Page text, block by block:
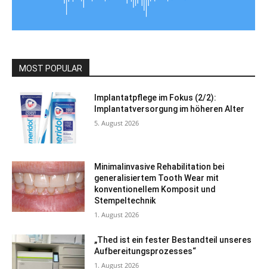
MOST POPULAR
Implantatpflege im Fokus (2/2):
Implantatversorgung im höheren Alter
5. August 2026
Minimalinvasive Rehabilitation bei
generalisiertem Tooth Wear mit
konventionellem Komposit und
Stempeltechnik
1. August 2026
„Thed ist ein fester Bestandteil unseres
Aufbereitungsprozesses“
1. August 2026